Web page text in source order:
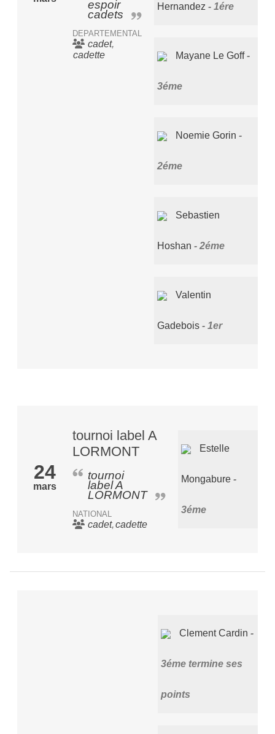
espoir
cadets
DEPARTEMENTAL
cadet
cadette
Hernandez 1ére
Mayane Le Goff
3éme
Noemie Gorin
2éme
Sebastien
Hoshan 2éme
Valentin
Gadebois 1er
24
mars
tournoi label A
LORMONT
tournoi
label A
LORMONT
NATIONAL
cadet cadette
Estelle
Mongabure
3éme
Clement Cardin
3éme termine ses
points